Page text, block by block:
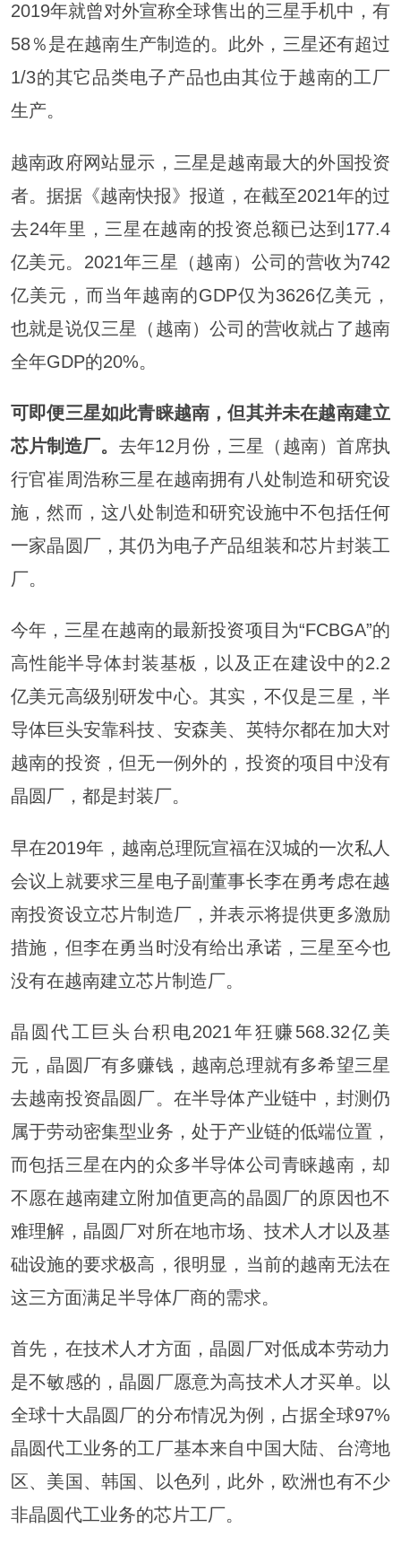
2019年就曾对外宣称全球售出的三星手机中，有
58％是在越南生产制造的。此外，三星还有超过
1/3的其它品类电子产品也由其位于越南的工厂
生产。
越南政府网站显示，三星是越南最大的外国投资
者。据据《越南快报》报道，在截至2021年的过
去24年里，三星在越南的投资总额已达到177.4
亿美元。2021年三星（越南）公司的营收为742
亿美元，而当年越南的GDP仅为3626亿美元，
也就是说仅三星（越南）公司的营收就占了越南
全年GDP的20%。
可即便三星如此青睐越南，但其并未在越南建立
芯片制造厂。 去年12月份，三星（越南）首席执
行官崔周浩称三星在越南拥有八处制造和研究设
施，然而，这八处制造和研究设施中不包括任何
一家晶圆厂，其仍为电子产品组装和芯片封装工
厂。
今年，三星在越南的最新投资项目为“FCBGA”的
高性能半导体封装基板，以及正在建设中的2.2
亿美元高级别研发中心。其实，不仅是三星，半
导体巨头安靠科技、安森美、英特尔都在加大对
越南的投资，但无一例外的，投资的项目中没有
晶圆厂，都是封装厂。
早在2019年，越南总理阮宣福在汉城的一次私人
会议上就要求三星电子副董事长李在勇考虑在越
南投资设立芯片制造厂，并表示将提供更多激励
措施，但李在勇当时没有给出承诺，三星至今也
没有在越南建立芯片制造厂。
晶圆代工巨头台积电2021年狂赚568.32亿美
元，晶圆厂有多赚钱，越南总理就有多希望三星
去越南投资晶圆厂。在半导体产业链中，封测仍
属于劳动密集型业务，处于产业链的低端位置，
而包括三星在内的众多半导体公司青睐越南，却
不愿在越南建立附加值更高的晶圆厂的原因也不
难理解，晶圆厂对所在地市场、技术人才以及基
础设施的要求极高，很明显，当前的越南无法在
这三方面满足半导体厂商的需求。
首先，在技术人才方面，晶圆厂对低成本劳动力
是不敏感的，晶圆厂愿意为高技术人才买单。以
全球十大晶圆厂的分布情况为例，占据全球97%
晶圆代工业务的工厂基本来自中国大陆、台湾地
区、美国、韩国、以色列，此外，欧洲也有不少
非晶圆代工业务的芯片工厂。